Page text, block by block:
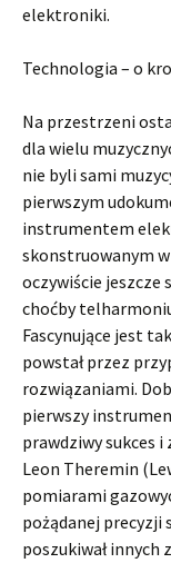
elektroniki.
Technologia – o
Na przestrzeni
dla wielu
nie byli sami
pierwszym
instrumentem
skonstruowanym
oczywiście
choćby
Fascynujące jest
powstał przez
rozwiązaniami.
pierwszy
prawdziwy sukces
Leon Theremin
pomiarami
pożądanej precyzji
poszukiwał innych